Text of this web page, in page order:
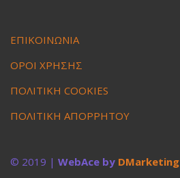
ΕΠΙΚΟΙΝΩΝΙΑ
ΟΡΟΙ ΧΡΗΣΗΣ
ΠΟΛΙΤΙΚΗ COOKIES
ΠΟΛΙΤΙΚΗ ΑΠΟΡΡΗΤΟΥ
© 2019 | WebAce by DMarketing